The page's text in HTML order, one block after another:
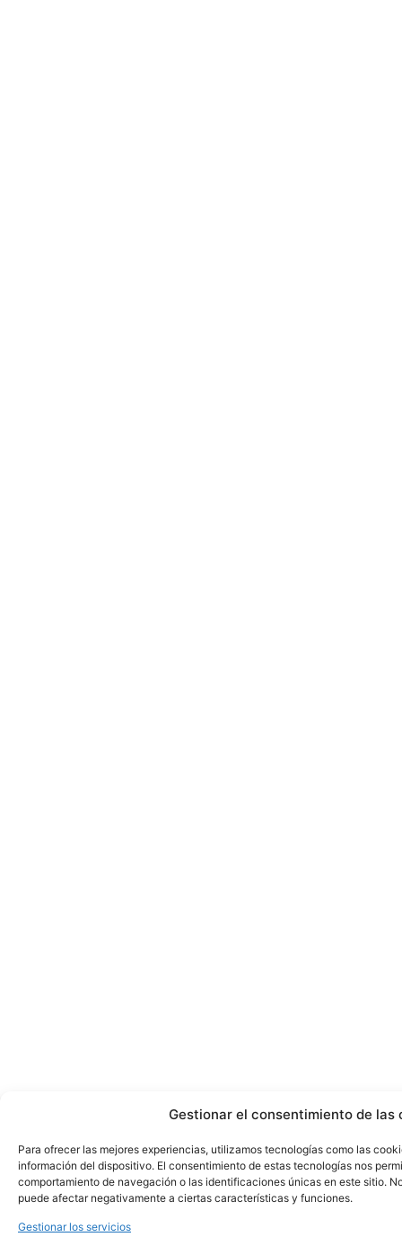
Gestionar el consentimiento de las
Para ofrecer las mejores experiencias, utilizamos tecnologías como las
información del dispositivo. El consentimiento de estas tecnologías nos
comportamiento de navegación o las identificaciones únicas en este sitio.
puede afectar negativamente a ciertas características y funciones.
Gestionar los servicios